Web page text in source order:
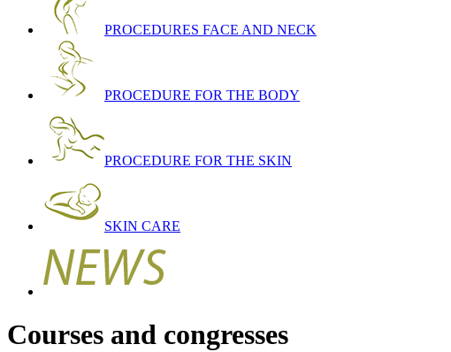
PROCEDURES FACE AND NECK
PROCEDURE FOR THE BODY
PROCEDURE FOR THE SKIN
SKIN CARE
Courses and congresses